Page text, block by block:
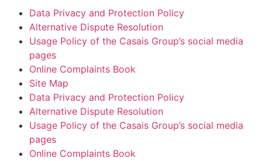
Data Privacy and Protection Policy
Alternative Dispute Resolution
Usage Policy of the Casais Group’s social media
pages
Online Complaints Book
Site Map
Data Privacy and Protection Policy
Alternative Dispute Resolution
Usage Policy of the Casais Group’s social media
pages
Online Complaints Book